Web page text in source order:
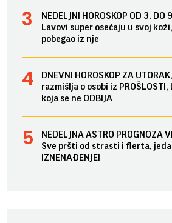
NEDELJNI HOROSKOP OD 3. DO
Lavovi super osećaju u svoj
pobegao iz nje
DNEVNI HOROSKOP ZA
razmišlja o osobi iz
koja se ne ODBIJA
NEDELJNA ASTRO PROGNOZA
Sve pršti od strasti i flerta,
IZNENAĐENJE!